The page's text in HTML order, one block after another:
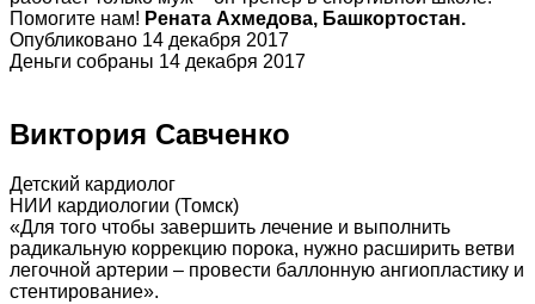
Помогите нам! Рената Ахмедова, Башкортостан.
Опубликовано 14 декабря 2017
Деньги собраны 14 декабря 2017
Виктория Савченко
Детский кардиолог
НИИ кардиологии (Томск)
«Для того чтобы завершить лечение и выполнить
радикальную коррекцию порока, нужно расширить ветви
легочной артерии – провести баллонную ангиопластику и
стентирование».